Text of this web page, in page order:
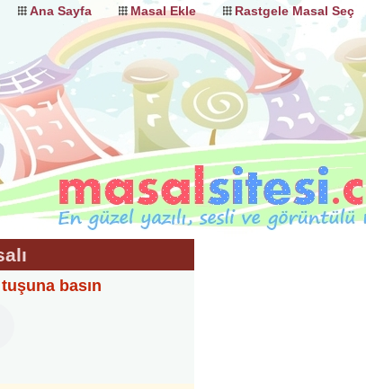
Ana Sayfa Masal Ekle Rastgele Masal Seç
basın